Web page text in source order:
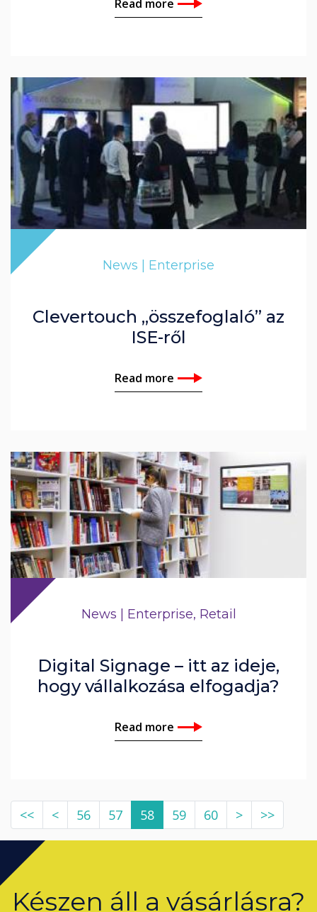
Read more
News | Enterprise
Clevertouch „összefoglaló” az
ISE-ről
Read more
News | Enterprise, Retail
Digital Signage – itt az ideje,
hogy vállalkozása elfogadja?
Read more
<< < 56 57 58 59 60 > >>
Készen áll a vásárlásra?